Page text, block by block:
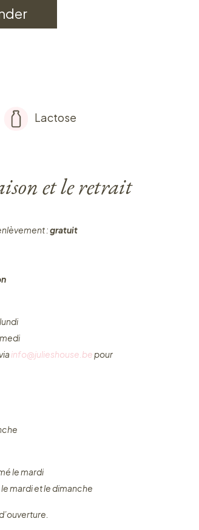
Lactose
et le retrait
:gratuit
info@julieshouse.bepour
le mardi
mardi et le dimanche